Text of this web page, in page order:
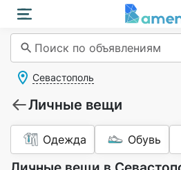
Поиск по объявлениям
Севастополь
Личные вещи
Одежда Обувь